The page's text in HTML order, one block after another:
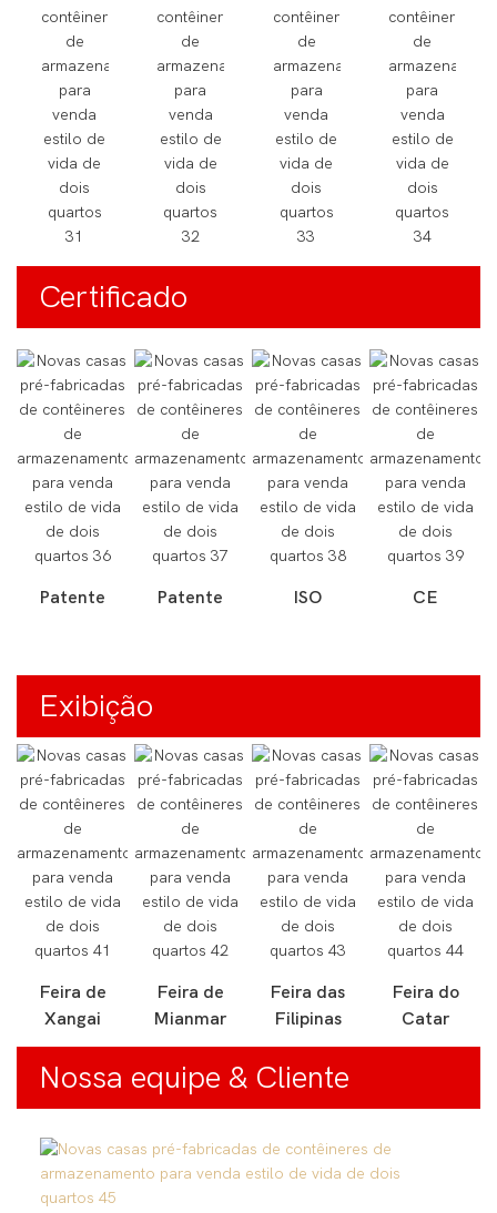
Certificado
Patente Patente ISO CE
Exibição
Feira de
Xangai
Feira de
Mianmar
Feira das
Filipinas
Feira do
Catar
Nossa equipe & Cliente